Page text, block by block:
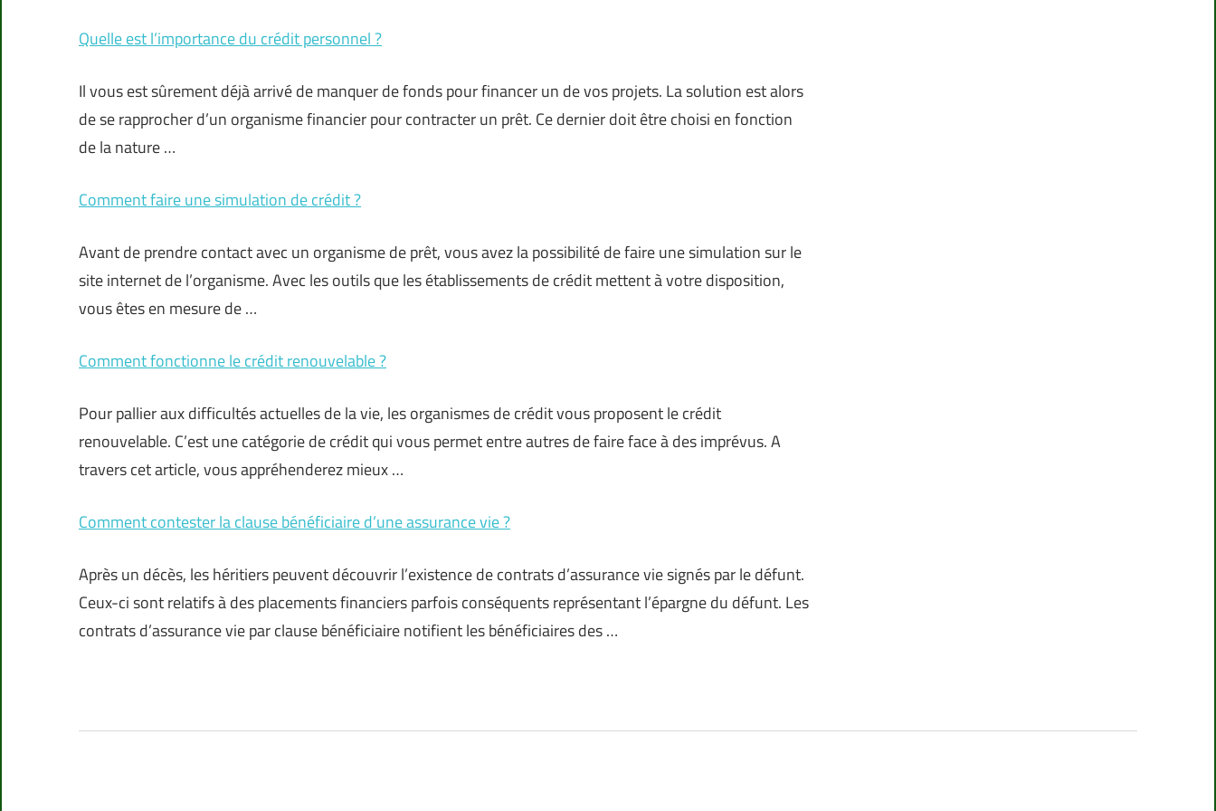
Quelle est l’importance du crédit personnel ?
Il vous est sûrement déjà arrivé de manquer de fonds pour financer un de vos projets. La solution est alors
de se rapprocher d’un organisme financier pour contracter un prêt. Ce dernier doit être choisi en fonction
de la nature …
Comment faire une simulation de crédit ?
Avant de prendre contact avec un organisme de prêt, vous avez la possibilité de faire une simulation sur le
site internet de l’organisme. Avec les outils que les établissements de crédit mettent à votre disposition,
vous êtes en mesure de …
Comment fonctionne le crédit renouvelable ?
Pour pallier aux difficultés actuelles de la vie, les organismes de crédit vous proposent le crédit
renouvelable. C’est une catégorie de crédit qui vous permet entre autres de faire face à des imprévus. A
travers cet article, vous appréhenderez mieux …
Comment contester la clause bénéficiaire d’une assurance vie ?
Après un décès, les héritiers peuvent découvrir l’existence de contrats d’assurance vie signés par le défunt.
Ceux-ci sont relatifs à des placements financiers parfois conséquents représentant l’épargne du défunt. Les
contrats d’assurance vie par clause bénéficiaire notifient les bénéficiaires des …